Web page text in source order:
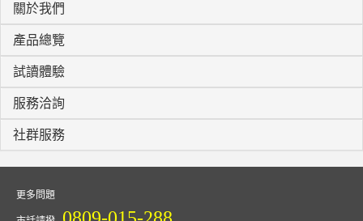
關於我們
產品總覽
試讀體驗
服務洽詢
社群服務
更多問題